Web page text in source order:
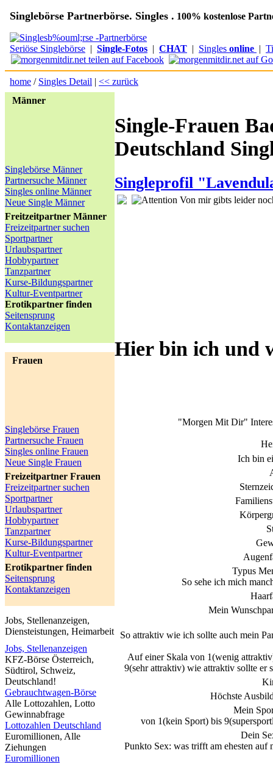
Singlebörse Partnerbörse. Singles . 100% kostenlose
Seriöse Singlebörse | Single-Fotos | CHAT | Singles online |
home / Singles Detail | << zurück
Männer
Singlebörse Männer
Partnersuche Männer
Singles online Männer
Neue Single Männer
Freitzeitpartner Männer
Freizeitpartner suchen
Sportpartner
Urlaubspartner
Hobbypartner
Tanzpartner
Kurse-Bildungspartner
Kultur-Eventpartner
Erotikpartner finden
Seitensprung
Kontaktanzeigen
Frauen
Singlebörse Frauen
Partnersuche Frauen
Singles online Frauen
Neue Single Frauen
Freizeitpartner Frauen
Freizeitpartner suchen
Sportpartner
Urlaubspartner
Hobbypartner
Tanzpartner
Kurse-Bildungspartner
Kultur-Eventpartner
Erotikpartner finden
Seitensprung
Kontaktanzeigen
Jobs, Stellenanzeigen,
Diensteistungen, Heimarbeit
Jobs, Stellenanzeigen
KFZ-Börse Österreich,
Südtirol, Schweiz,
Deutschland!
Gebrauchtwagen-Börse
Alle Lottozahlen, Lotto
Gewinnabfrage
Lottozahlen Deutschland
Euromillionen, Alle
Ziehungen
Euromillionen
Single-Frauen
Deutschland
Singleprofil
Von mir gibts leider
Hier bin ich und
"Morgen Mit Dir"
Ich bin
Typus
So sehe ich mich
Mein
So attraktiv wie ich sollte auch mein
Auf einer Skala von 1(wenig
9(sehr attraktiv) wie attraktiv sollte er
Höchste
Mein
von 1(kein Sport) bis
Dein
Punkto Sex: was trifft am ehesten auf